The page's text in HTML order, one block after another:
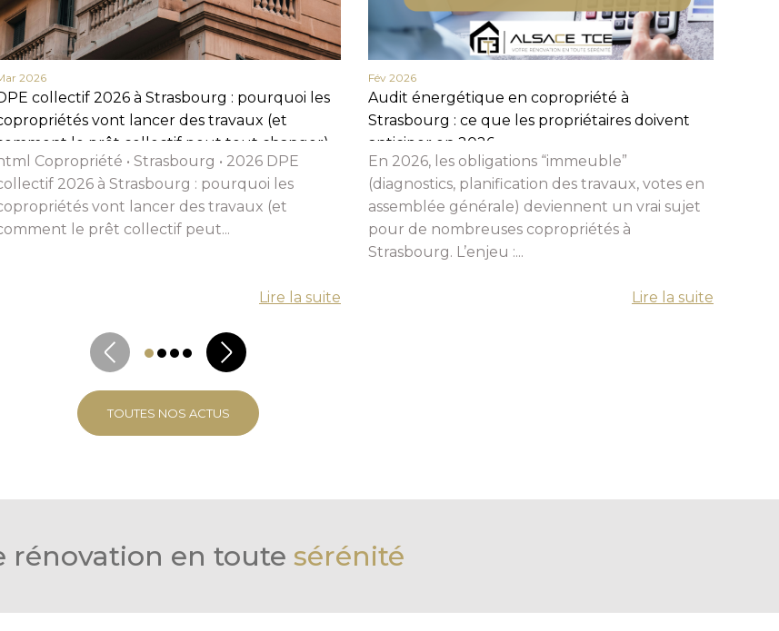
2026
collectif 2026 à Strasbourg : pourquoi les
vont lancer des travaux (et
le prêt collectif peut tout changer)
Copropriété • Strasbourg • 2026 DPE
2026 à Strasbourg : pourquoi les
vont lancer des travaux (et
le prêt collectif peut...
Lire la suite
Fév 2026
Audit énergétique en copropriété à
Strasbourg : ce que les propriétaires doivent
anticiper en 2026
En 2026, les obligations “immeuble”
(diagnostics, planification des travaux, votes en
assemblée générale) deviennent un vrai sujet
pour de nombreuses copropriétés à
Strasbourg. L’enjeu :...
Lire la suite
TOUTES NOS ACTUS
rénovation en toute sérénité
Message
Vérification